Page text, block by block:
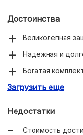
Достоинства
Великолепная
Надежная и
Богатая
Есть
Можно включить
Защита от
Загрузить еще
Недостатки
Стоимость